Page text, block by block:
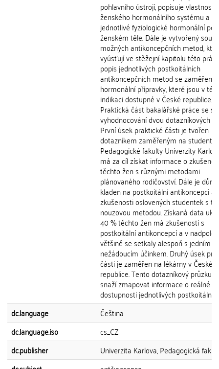
pohlavního ústrojí, popisuje vlastnosti
ženského hormonálního systému a
jednotlivé fyziologické hormonální
ženském těle. Dále je vytvořený
možných antikoncepčních metod,
vyúsťují ve stěžejní kapitolu této
popis jednotlivých postkoitálních
antikoncepčních metod se
hormonální přípravky, které jsou v této
indikaci dostupné v České republice.
Praktická část bakalářské práce se
vyhodnocování dvou dotazníkových
První úsek praktické části je tvořen
dotazníkem zaměřeným na studentky
Pedagogické fakulty Univerzity
má za cíl získat informace o
těchto žen s různými metodami
plánovaného rodičovství. Dále je důraz
kladen na postkoitální antikoncepci a
zkušenosti oslovených studentek s
nouzovou metodou. Získaná data
40 % těchto žen má zkušenosti s
postkoitální antikoncepcí a v
většině se setkaly alespoň s jedním
nežádoucím účinkem. Druhý úsek
části je zaměřen na lékárny v České
republice. Tento dotazníkový
snaží zmapovat informace o reálné
dostupnosti jednotlivých
dc.language
Čeština
dc.language.iso
cs_CZ
dc.publisher
Univerzita Karlova, Pedagogická